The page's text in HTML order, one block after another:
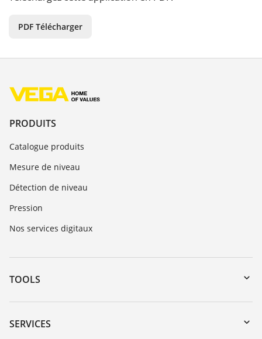
PDF Télécharger
PRODUITS
Catalogue produits
Mesure de niveau
Détection de niveau
Pression
Nos services digitaux
TOOLS
Téléchargements
Recherche par numéro de série
SERVICES